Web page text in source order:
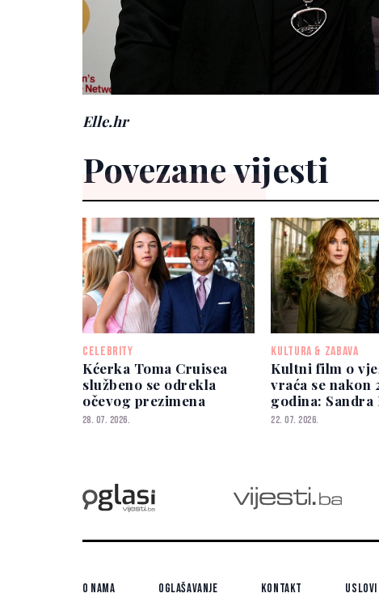
Elle.hr
Povezane vijesti
CELEBRITY
Kćerka Toma Cruisea
službeno se odrekla
očevog prezimena
28. 07. 2026.
KULTURA & ZABAVA
Kultni film o
vraća se nakon
godina:
Nicole Kidman
22. 07. 2026.
O nama Oglašavanje Kontakt